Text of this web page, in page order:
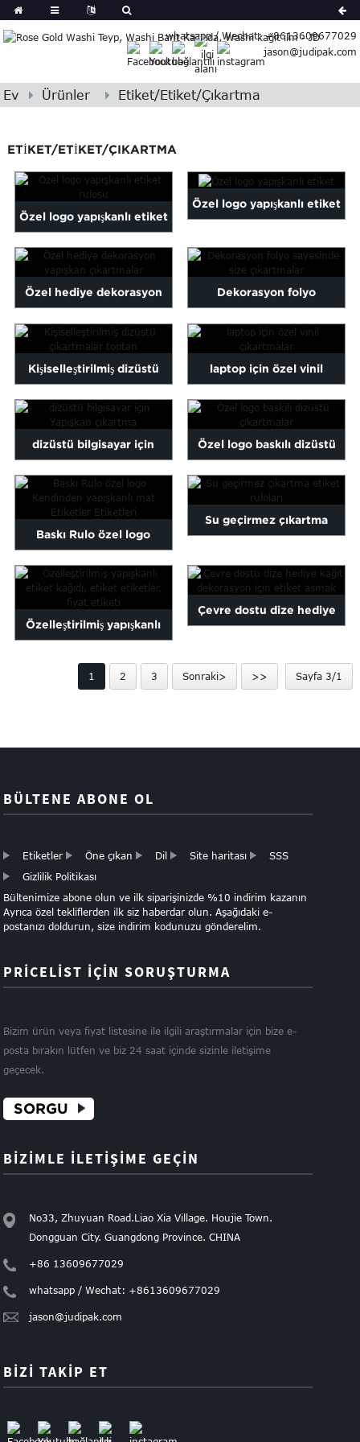
whatsapp / Wechat: +8613609677029
jason@judipak.com
German
Japanese
Czech
Basque
Azerbaijani
Bulgarian
Finnish
Hebrew
Igbo
Khmer
Maltese
Persian
Samoan
Sundanese
Thai
Ev Ürünler Etiket/Etiket/Çıkartma
ETIKET/ETIKET/ÇIKARTMA
Özel logo yapışkanlı etiket
rulosu
Özel logo yapışkanlı etiket
Özel hediye dekorasyon
yapışkan çıkartmalar
Dekorasyon folyo
sayesinde size çıkartmalar
Kişiselleştirilmiş dizüstü
çıkartmalar toptan
laptop için özel vinil
çıkartmalar
dizüstü bilgisayar için
Yapışkan çıkartma
Özel logo baskılı dizüstü
çıkartmalar
Baskı Rulo özel logo
Kendinden yapışkanlı mat L
...
Su geçirmez çıkartma
Özelleştirilmiş yapışkanlı
Çevre dostu dize hediye
asmak ...
1 2 3 Sonraki> >> Sayfa 3/1
BÜLTENE ABONE OL
Etiketler Öne çıkan Dil Site haritası
SSS
Gizlilik Politikası
Bültenimize abone olun ve ilk siparişinizde %10 indirim kazanın
Ayrıca özel tekliflerden ilk siz haberdar olun. Aşağıdaki e-
postanızı doldurun, size indirim kodunuzu gönderelim.
PRICELIST İÇİN SORUŞTURMA
Bizim ürün veya fiyat listesine ile ilgili araştırmalar için bize e-
posta bırakın lütfen ve biz 24 saat içinde sizinle iletişime
geçecek.
SORGU
BIZIMLE ILETIŞIME GEÇIN
No33, Zhuyuan Road.Liao Xia Village. Houjie Town.
Dongguan City. Guangdong Province. CHINA
+86 13609677029
whatsapp / Wechat: +8613609677029
jason@judipak.com
BIZI TAKIP ET